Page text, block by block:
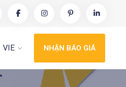
VIE NHẬN BÁO GIÁ